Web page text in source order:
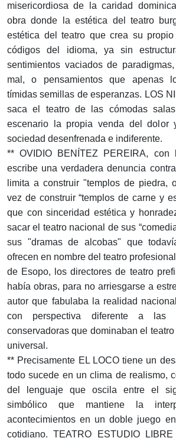
misericordiosa de la caridad
obra donde la estética del teatro
estética del teatro que crea su
códigos del idioma, ya sin
sentimientos vaciados de
mal, o pensamientos que apenas
tímidas semillas de esperanzas. LOS
saca el teatro de las cómodas
escenario la propia venda del dolor
sociedad desenfrenada e indiferente.
** OVIDIO BENÍTEZ PEREIRA, con
escribe una verdadera denuncia
limita a construir "templos de piedra,
vez de construir “templos de carne y
que con sinceridad estética y
sacar el teatro nacional de sus
sus "dramas de alcobas" que
ofrecen en nombre del teatro
de Esopo, los directores de teatro
había obras, para no arriesgarse a
autor que fabulaba la realidad
con perspectiva diferente a las
conservadoras que dominaban el
universal.
** Precisamente EL LOCO tiene un
todo sucede en un clima de realismo,
del lenguaje que oscila entre el
simbólico que mantiene la
acontecimientos en un doble juego
cotidiano. TEATRO ESTUDIO